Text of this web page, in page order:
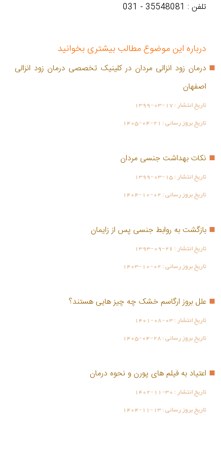
تلفن : 35548081 - 031
درباره این موضوع مطالب بیشتری بخوانید
درمان زود انزالی مردان در کلینیک تخصصی درمان زود انزالی
اصفهان
تاریخ انتشار :1399-03-17
تاریخ بروز رسانی : 1405-04-21
نکات بهداشت جنسی مردان
تاریخ انتشار :1399-03-15
تاریخ بروز رسانی :1404-10-02
بازگشت به روابط جنسی پس از زایمان
تاریخ انتشار :1393-09-26
تاریخ بروز رسانی :1403-10-02
علل بروز ارگاسم خشک چه چیز هایی هستند؟
تاریخ انتشار :1401-08-03
تاریخ بروز رسانی :1405-04-28
اعتیاد به فیلم های پورن و نحوه درمان
تاریخ انتشار :1402-11-30
تاریخ بروز رسانی :1404-11-13